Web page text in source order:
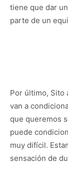
tiene que dar
parte de un
Por último, Sito
van a
que queremos
puede
muy difícil.
sensación de